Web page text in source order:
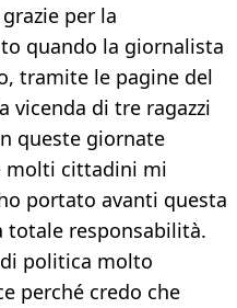
per la
quando la giornalista
tramite le pagine del
vicenda di tre ragazzi
queste giornate
molti cittadini mi
portato avanti questa
totale responsabilità.
politica molto
perché credo che